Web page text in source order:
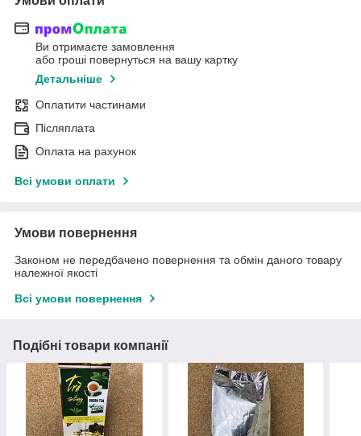
Ви отримаєте замовлення
або гроші повернуться на вашу картку
Детальніше
Оплатити частинами
Післяплата
Оплата на рахунок
Всі умови оплати
Умови повернення
Законом не передбачено повернення та обмін даного товару
належної якості
Всі умови повернення
Подібні товари компанії